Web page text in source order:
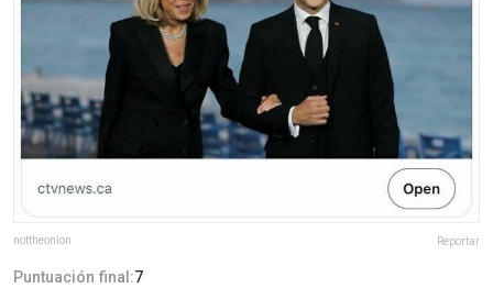
nottheonion Reportar
Puntuación final:7